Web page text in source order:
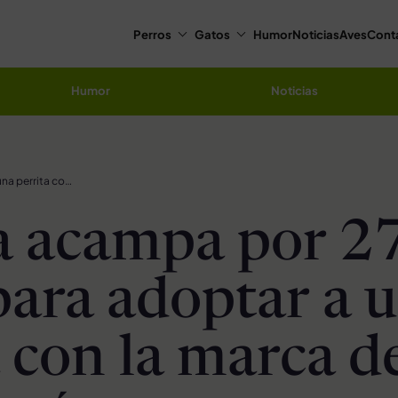
Perros Gatos HumorNoticiasAves
Humor Noticias
Familia acampa por 27 horas para adoptar a una perrita con la marca de un corazón
acampa por
adoptar a
la marca